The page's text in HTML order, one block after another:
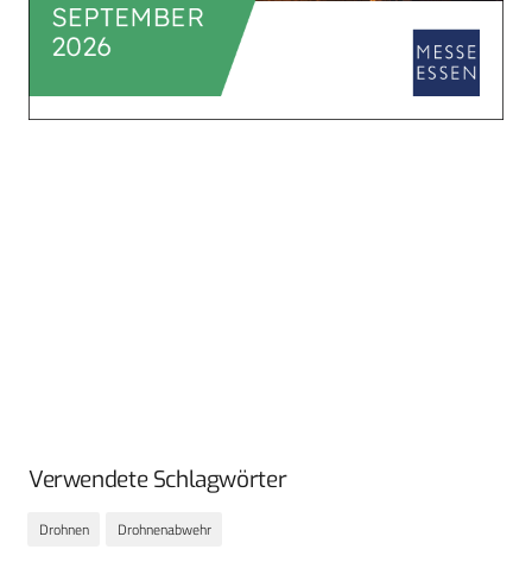
Verwendete Schlagwörter
Drohnen Drohnenabwehr